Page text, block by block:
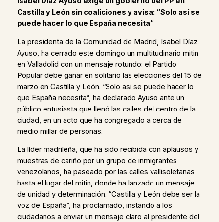
Castilla y León sin coaliciones y avisa: “Solo así se
puede hacer lo que España necesita”
La presidenta de la Comunidad de Madrid, Isabel Díaz
Ayuso, ha cerrado este domingo un multitudinario mitin
en Valladolid con un mensaje rotundo: el Partido
Popular debe ganar en solitario las elecciones del 15 de
marzo en Castilla y León. “Solo así se puede hacer lo
que España necesita”, ha declarado Ayuso ante un
público entusiasta que llenó las calles del centro de la
ciudad, en un acto que ha congregado a cerca de
medio millar de personas.
La líder madrileña, que ha sido recibida con aplausos y
muestras de cariño por un grupo de inmigrantes
venezolanos, ha paseado por las calles vallisoletanas
hasta el lugar del mitin, donde ha lanzado un mensaje
de unidad y determinación. “Castilla y León debe ser la
voz de España”, ha proclamado, instando a los
ciudadanos a enviar un mensaje claro al presidente del